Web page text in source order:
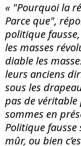
« "Pourquoi la
Parce que",
politique
les masses
diable les
leurs anciens
sous les
pas de
sommes en
Politique
mûr, ou bien